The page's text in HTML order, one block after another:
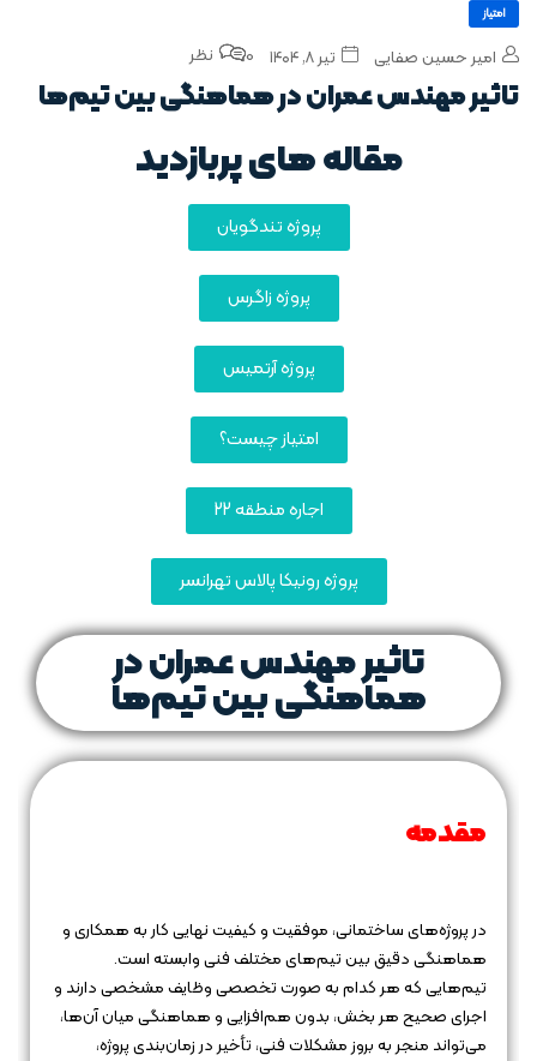
امتیاز
امیر حسین صفایی تیر ۸, ۱۴۰۴ 0 نظر
تاثیر مهندس عمران در هماهنگی بین تیم‌ها
مقاله های پربازدید
پروژه تندگویان
پروژه زاگرس
پروژه آرتمیس
امتیاز چیست؟
اجاره منطقه 22
پروژه رونیکا پالاس تهرانسر
تاثیر مهندس عمران در
هماهنگی بین تیم‌ها
مقدمه
در پروژه‌های ساختمانی، موفقیت و کیفیت نهایی کار به همکاری و
هماهنگی دقیق بین تیم‌های مختلف فنی وابسته است.
تیم‌هایی که هر کدام به صورت تخصصی وظایف مشخصی دارند و
اجرای صحیح هر بخش، بدون هم‌افزایی و هماهنگی میان آن‌ها،
می‌تواند منجر به بروز مشکلات فنی، تأخیر در زمان‌بندی پروژه،